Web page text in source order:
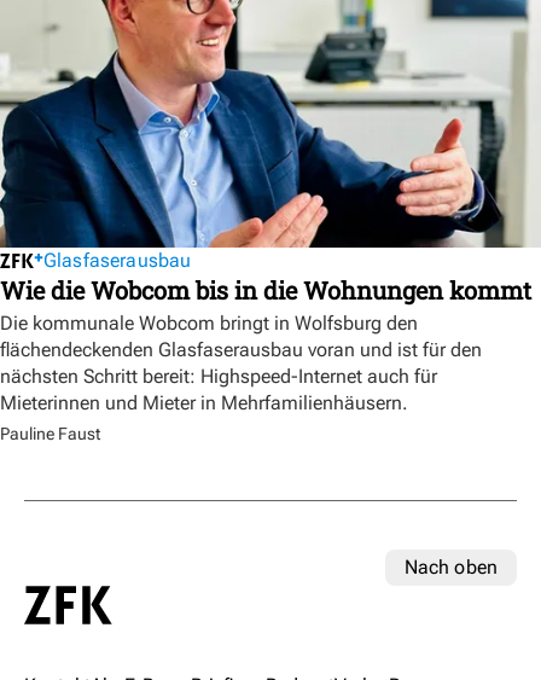
Glasfaserausbau
Wie die Wobcom bis in die Wohnungen kommt
Die kommunale Wobcom bringt in Wolfsburg den
flächendeckenden Glasfaserausbau voran und ist für den
nächsten Schritt bereit: Highspeed-Internet auch für
Mieterinnen und Mieter in Mehrfamilienhäusern.
Pauline Faust
Nach oben